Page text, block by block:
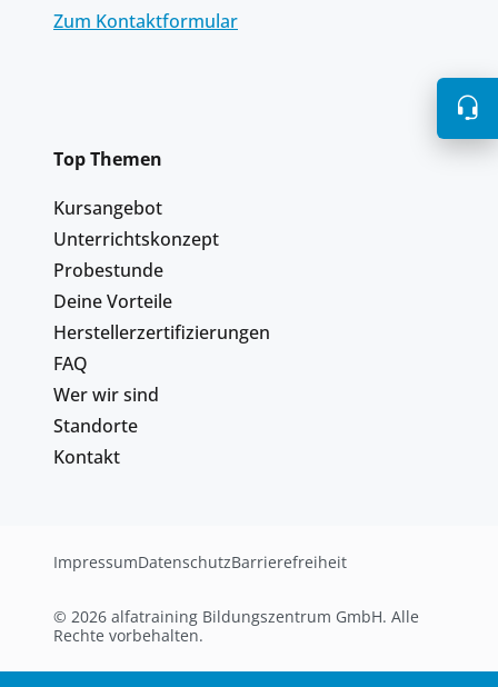
Zum Kontaktformular
Top Themen
Kursangebot
Unterrichtskonzept
Probestunde
Deine Vorteile
Herstellerzertifizierungen
FAQ
Wer wir sind
Standorte
Kontakt
ImpressumDatenschutzBarrierefreiheit
© 2026 alfatraining Bildungszentrum GmbH. Alle
Rechte vorbehalten.